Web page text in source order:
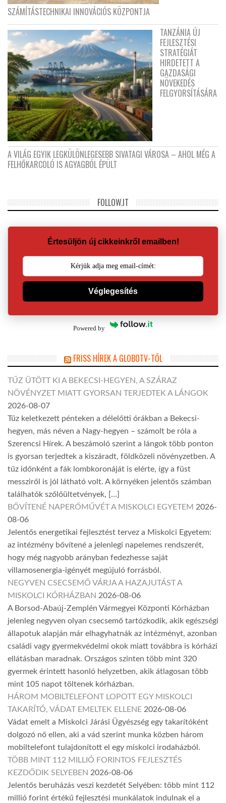
SZÁMÍTÁSTECHNIKAI INNOVÁCIÓS KÖZPONTJA
TANZÁNIA ÚJ
FEJLESZTÉSI
STRATÉGIÁT
HIRDETETT A
GAZDASÁGI
NÖVEKEDÉS
FELGYORSÍTÁSÁRA
A VILÁG EGYIK LEGKÜLÖNLEGESEBB SIVATAGI VÁROSA – AHOL MÉG A
FELHŐKARCOLÓ IS AGYAGBÓL ÉPÜLT
FOLLOW.IT
Értesüljön új cikkeinkről emailben!
Véglegesítés
Powered by
FRISS HÍREK A GLOBOTV-TŐL
TŰZ ÜTÖTT KI A BEKECSI-HEGYEN, A SZÁRAZ
NÖVÉNYZET MIATT GYORSAN TERJEDTEK A LÁNGOK
2026-08-07
Tűz keletkezett pénteken a délelőtti órákban a Bekecsi-
hegyen, más néven a Nagy-hegyen – számolt be róla a
Szerencsi Hírek. A beszámoló szerint a lángok több ponton
is gyorsan terjedtek a kiszáradt, földközeli növényzetben. A
tűz időnként a fák lombkoronáját is elérte, így a füst
messziről is jól látható volt. A környéken jelentős számban
találhatók szőlőültetvények, […]
BŐVÍTENÉ NAPERŐMŰVÉT A MISKOLCI EGYETEM 2026-
08-06
Jelentős energetikai fejlesztést tervez a Miskolci Egyetem:
az intézmény bővítené a jelenlegi napelemes rendszerét,
hogy még nagyobb arányban fedezhesse saját
villamosenergia-igényét megújuló forrásból.
NEGYVEN CSECSEMŐ VÁRJA A HAZAJUTÁST A
MISKOLCI KÓRHÁZBAN 2026-08-06
A Borsod-Abaúj-Zemplén Vármegyei Központi Kórházban
jelenleg negyven olyan csecsemő tartózkodik, akik egészségi
állapotuk alapján már elhagyhatnák az intézményt, azonban
családi vagy gyermekvédelmi okok miatt továbbra is kórházi
ellátásban maradnak. Országos szinten több mint 320
gyermek érintett hasonló helyzetben, akik átlagosan több
mint 105 napot töltenek kórházban.
HÁROM MOBILTELEFONT LOPOTT EGY MISKOLCI
TAKARÍTÓ, VÁDAT EMELTEK ELLENE 2026-08-06
Vádat emelt a Miskolci Járási Ügyészség egy takarítóként
dolgozó nő ellen, aki a vád szerint munka közben három
mobiltelefont tulajdonított el egy miskolci irodaházból.
TÖBB MINT 112 MILLIÓ FORINTOS FEJLESZTÉS
KEZDŐDIK SELYEBEN 2026-08-06
Jelentős beruházás veszi kezdetét Selyében: több mint 112
millió forint értékű fejlesztési munkálatok indulnak el a